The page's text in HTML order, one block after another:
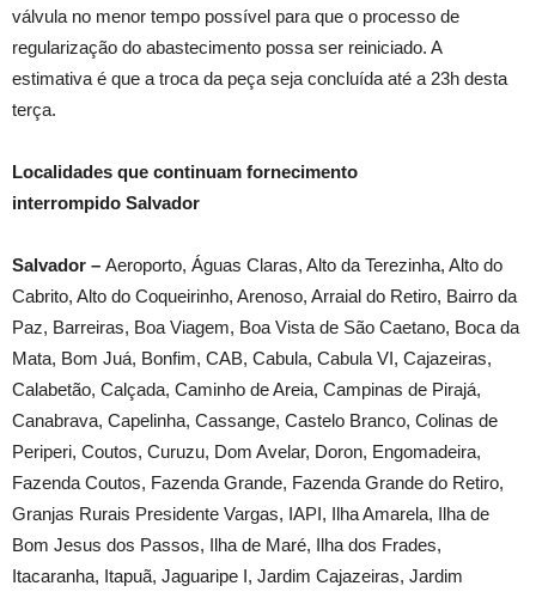
válvula no menor tempo possível para que o processo de
regularização do abastecimento possa ser reiniciado. A
estimativa é que a troca da peça seja concluída até a 23h desta
terça.
Localidades que continuam fornecimento
interrompido Salvador
Salvador – Aeroporto, Águas Claras, Alto da Terezinha, Alto do
Cabrito, Alto do Coqueirinho, Arenoso, Arraial do Retiro, Bairro da
Paz, Barreiras, Boa Viagem, Boa Vista de São Caetano, Boca da
Mata, Bom Juá, Bonfim, CAB, Cabula, Cabula VI, Cajazeiras,
Calabetão, Calçada, Caminho de Areia, Campinas de Pirajá,
Canabrava, Capelinha, Cassange, Castelo Branco, Colinas de
Periperi, Coutos, Curuzu, Dom Avelar, Doron, Engomadeira,
Fazenda Coutos, Fazenda Grande, Fazenda Grande do Retiro,
Granjas Rurais Presidente Vargas, IAPI, Ilha Amarela, Ilha de
Bom Jesus dos Passos, Ilha de Maré, Ilha dos Frades,
Itacaranha, Itapuã, Jaguaripe I, Jardim Cajazeiras, Jardim